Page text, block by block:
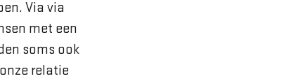
Via via
met een
soms ook
relatie